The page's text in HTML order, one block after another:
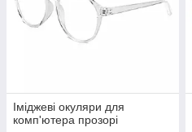
Іміджеві окуляри для
комп'ютера прозорі